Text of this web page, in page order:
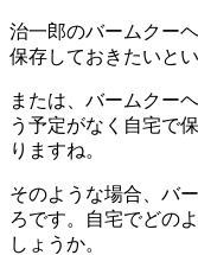
治一郎のバームクー
保存しておきたいと
または、バームクー
う予定がなく自宅で
りますね。
そのような場合、バ
ろです。自宅でどの
しょうか。